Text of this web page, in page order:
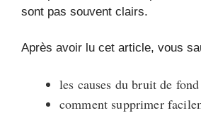
sont pas souvent clairs.
Après avoir lu cet article, vous
les causes du bruit de
comment supprimer